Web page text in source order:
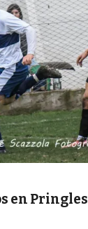
en Pringles